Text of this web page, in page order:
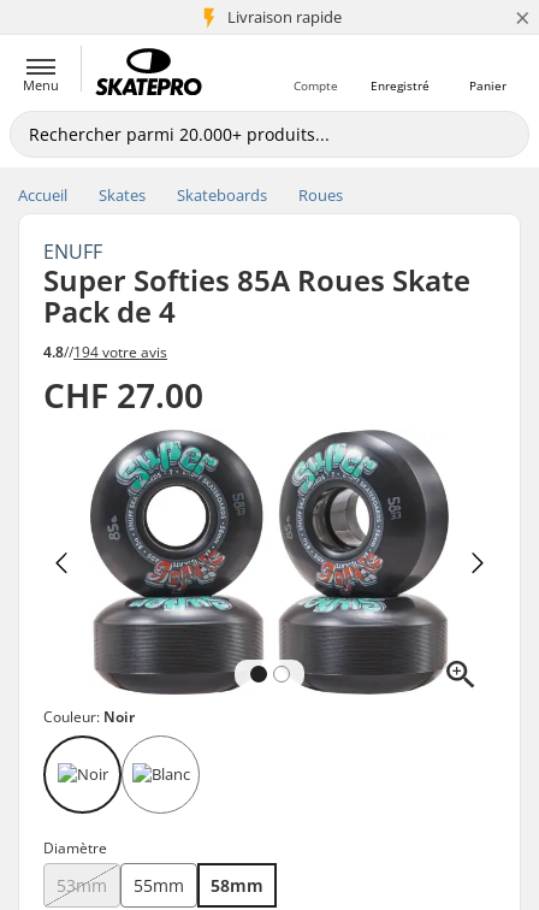
Livraison rapide
+5 mio de clients ×
Menu Panier
Enregistré
Compte
Accueil Skates Skateboards Roues
ENUFF
Super Softies 85A Roues Skate
Pack de 4
4.8//194 votre avis
CHF 27.00
Couleur: Noir
Diamètre
53mm 55mm 58mm